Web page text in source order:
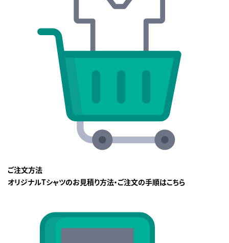
ご注文方法
オリジナルTシャツのお見積り方法・ご注文の手順はこちら